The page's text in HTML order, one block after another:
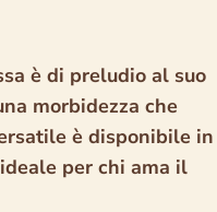
è di preludio al suo
morbidezza che
è disponibile in
per chi ama il